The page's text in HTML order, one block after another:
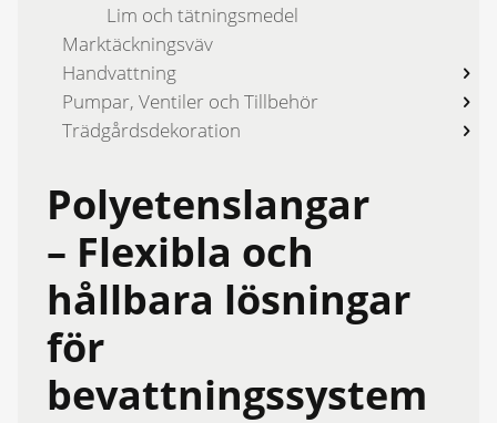
Lim och tätningsmedel
Marktäckningsväv
Handvattning
Pumpar, Ventiler och Tillbehör
Trädgårdsdekoration
Polyetenslangar
– Flexibla och
hållbara lösningar
för
bevattningssystem